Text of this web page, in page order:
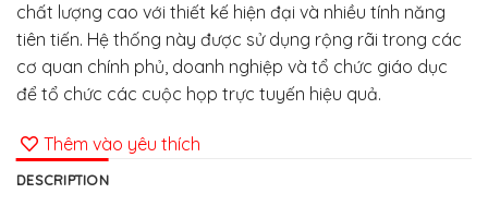
chất lượng cao với thiết kế hiện đại và nhiều tính năng
tiên tiến. Hệ thống này được sử dụng rộng rãi trong các
cơ quan chính phủ, doanh nghiệp và tổ chức giáo dục
để tổ chức các cuộc họp trực tuyến hiệu quả.
Thêm vào yêu thích
DESCRIPTION